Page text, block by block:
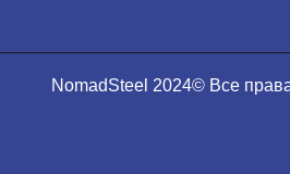
NomadSteel 2024© Все